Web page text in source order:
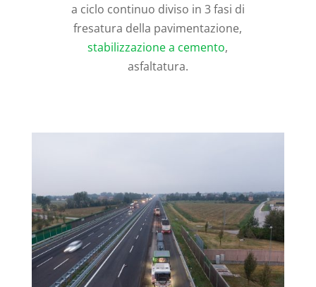
a ciclo continuo diviso in 3 fasi di
fresatura della pavimentazione,
stabilizzazione a cemento,
asfaltatura.